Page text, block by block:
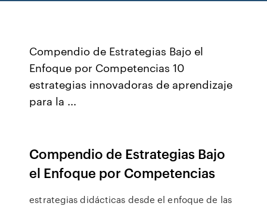
Compendio de Estrategias Bajo el
Enfoque por Competencias 10
estrategias innovadoras de aprendizaje
para la ...
Compendio de Estrategias Bajo
el Enfoque por Competencias
estrategias didácticas desde el enfoque de las